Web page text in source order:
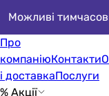
Можливі
Про
компаніюКонтакти
і доставкаПослуги
% Акції